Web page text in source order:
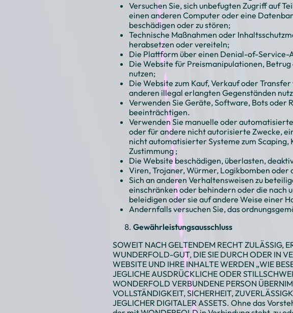
Versuchen Sie, sich unbefugten Zugriff auf
einen anderen Computer oder eine
beschädigen oder zu stören;
Technische Maßnahmen oder
herabsetzen oder vereiteln;
Die Plattform über einen Denial-of-
Die Website für Preismanipulationen,
nutzen;
Die Website zum Kauf, Verkauf oder
anderen illegal erlangten Gegenständen
Verwenden Sie Geräte, Software, Bots oder
beeinträchtigen.
Verwenden Sie manuelle oder
oder für andere nicht autorisierte Zwecke,
nicht automatisierter Systeme zum
Zustimmung ;
Die Website beschädigen, überlasten,
Viren, Trojaner, Würmer, Logikbomben
Sich an anderen Verhaltensweisen zu
einschränken oder behindern oder die nach
beleidigen oder sie auf andere Weise einer
Andernfalls versuchen Sie, das
Gewährleistungsausschluss
SOWEIT NACH GELTENDEM RECHT ZULÄSSIG,
WUNDERFOLD-GUT, DIE SIE DURCH ODER IN
WEBSITE UND IHRE INHALTE WERDEN „WIE
JEGLICHE AUSDRÜCKLICHE ODER
WONDERFOLD VERBUNDENE PERSON
VOLLSTÄNDIGKEIT, SICHERHEIT,
JEGLICHER DIGITALER ASSETS. Ohne das